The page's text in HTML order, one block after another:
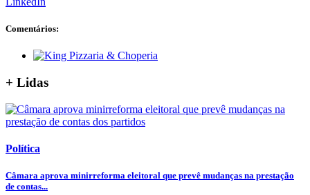
Comentários:
+ Lidas
Política
Câmara aprova minirreforma eleitoral que prevê mudanças na prestação
de contas...